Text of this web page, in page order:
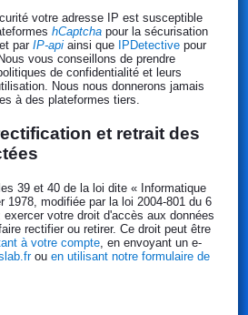
votre adresse IP est susceptible
hCaptchapour la sécurisation
par IP-apiainsi que IPDetectivepour
vous conseillons de prendre
de confidentialité et leurs
Nous nous donnerons jamais
à des plateformes tiers.
et retrait des
39 et 40 de la loi dite « Informatique
1978, modifiée par la loi 2004-801 du 6
votre droit d'accès aux données
rectifier ou retirer. Ce droit peut être
à votre compte, en envoyant un e-
ou en utilisant notre formulaire de